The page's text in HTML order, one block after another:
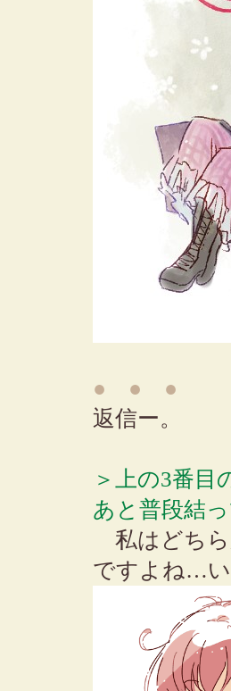
● ● ●
返信ー。
＞上の3番
あと普段結
私はどちら
ですよね…